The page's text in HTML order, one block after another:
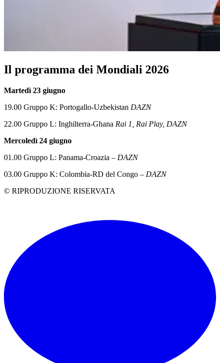
Il programma dei Mondiali 2026
Martedì 23 giugno
19.00 Gruppo K: Portogallo-Uzbekistan DAZN
22.00 Gruppo L: Inghilterra-Ghana Rai 1, Rai Play, DAZN
Mercoledì 24 giugno
01.00 Gruppo L: Panama-Croazia – DAZN
03.00 Gruppo K: Colombia-RD del Congo – DAZN
© RIPRODUZIONE RISERVATA